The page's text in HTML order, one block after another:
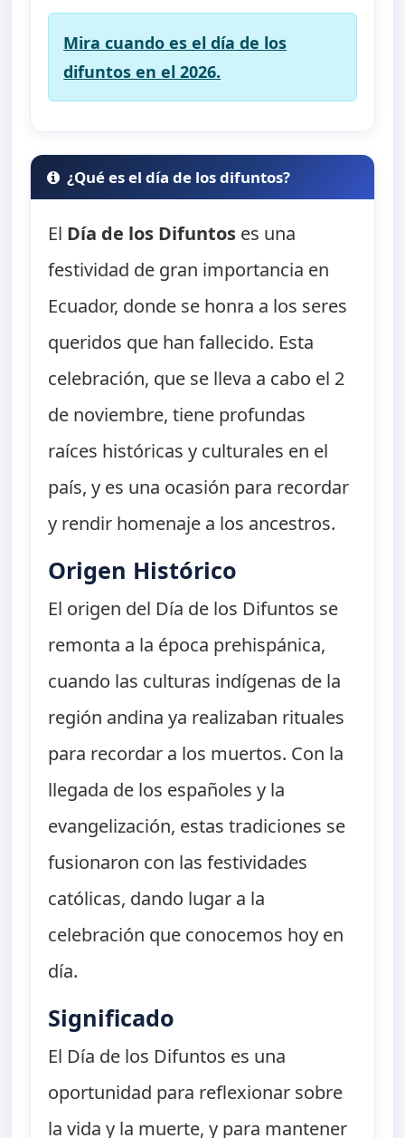
Mira cuando es el día de los
difuntos en el 2026.
¿Qué es el día de los difuntos?
El Día de los Difuntos es una
festividad de gran importancia en
Ecuador, donde se honra a los seres
queridos que han fallecido. Esta
celebración, que se lleva a cabo el 2
de noviembre, tiene profundas
raíces históricas y culturales en el
país, y es una ocasión para recordar
y rendir homenaje a los ancestros.
Origen Histórico
El origen del Día de los Difuntos se
remonta a la época prehispánica,
cuando las culturas indígenas de la
región andina ya realizaban rituales
para recordar a los muertos. Con la
llegada de los españoles y la
evangelización, estas tradiciones se
fusionaron con las festividades
católicas, dando lugar a la
celebración que conocemos hoy en
día.
Significado
El Día de los Difuntos es una
oportunidad para reflexionar sobre
la vida y la muerte, y para mantener